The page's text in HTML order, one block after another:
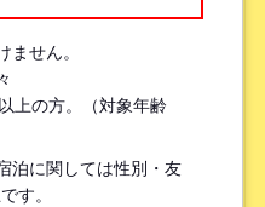
ません。
上の方。（対象年齢
泊に関しては性別・友
す。